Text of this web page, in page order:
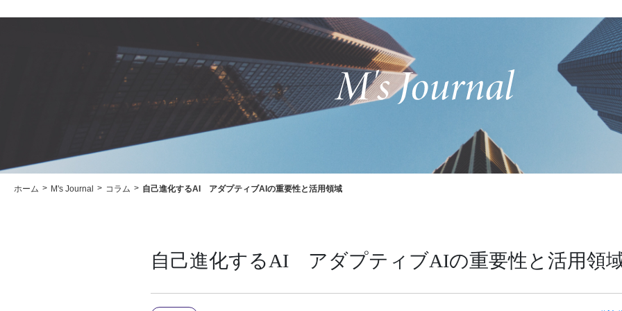
ホーム M's Journal コラム 自己進化するAI アダプティブAIの重要性と活用領域
自己進化するAI アダプティブAIの重要性と活用領